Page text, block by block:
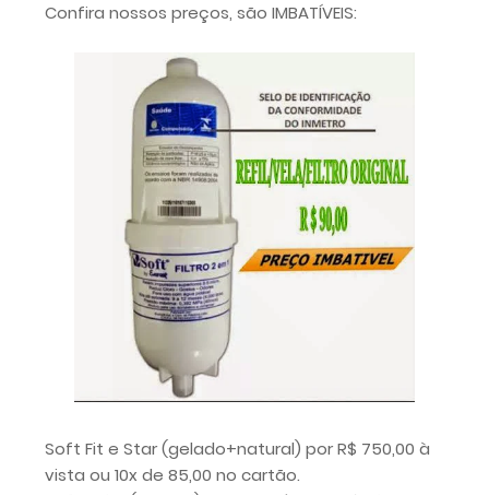
Confira nossos preços, são IMBATÍVEIS:
Soft Fit e Star (gelado+natural) por R$ 750,00 à
vista ou 10x de 85,00 no cartão.